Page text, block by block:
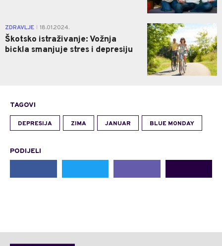
ZDRAVLJE 18.01.2024.
Škotsko istraživanje: Vožnja
bickla smanjuje stres i depresiju
TAGOVI
DEPRESIJA ZIMA JANUAR BLUE MONDAY
PODIJELI